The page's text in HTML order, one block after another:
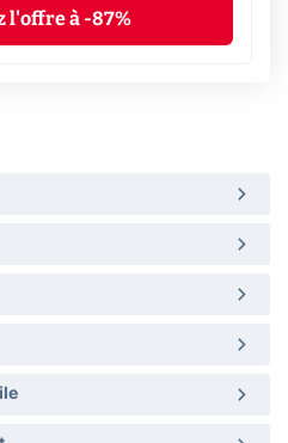
l'offre à -87%